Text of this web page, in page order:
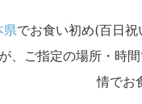
県でお食い初め(百日
、ご指定の場所・時
情でお